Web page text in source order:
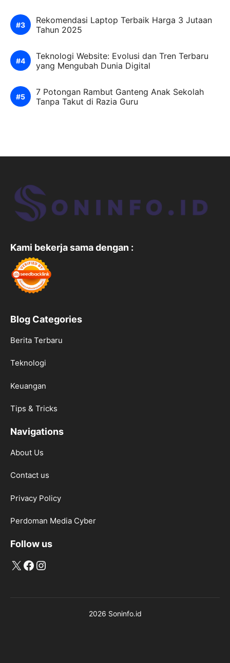
Rekomendasi Laptop Terbaik Harga 3 Jutaan
Tahun 2025
Teknologi Website: Evolusi dan Tren Terbaru
yang Mengubah Dunia Digital
7 Potongan Rambut Ganteng Anak Sekolah
Tanpa Takut di Razia Guru
Kami bekerja sama dengan :
Blog Categories
Berita Terbaru
Teknologi
Keuangan
Tips & Tricks
Navigations
About Us
Contact us
Privacy Policy
Perdoman Media Cyber
Follow us
X Facebook
Instagram
2026 Soninfo.id